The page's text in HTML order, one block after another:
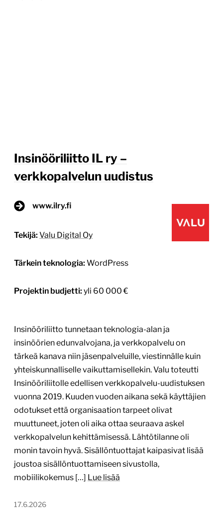
Insinööriliitto IL ry –
verkkopalvelun uudistus
www.ilry.fi
Tekijä: Valu Digital Oy
Tärkein teknologia: WordPress
Projektin budjetti: yli 60 000 €
Insinööriliitto tunnetaan teknologia-alan ja
insinöörien edunvalvojana, ja verkkopalvelu on
tärkeä kanava niin jäsenpalveluille, viestinnälle kuin
yhteiskunnalliselle vaikuttamisellekin. Valu toteutti
Insinööriliitolle edellisen verkkopalvelu-uudistuksen
vuonna 2019. Kuuden vuoden aikana sekä käyttäjien
odotukset että organisaation tarpeet olivat
muuttuneet, joten oli aika ottaa seuraava askel
verkkopalvelun kehittämisessä. Lähtötilanne oli
monin tavoin hyvä. Sisällöntuottajat kaipasivat lisää
joustoa sisällöntuottamiseen sivustolla,
mobiilikokemus […] Lue lisää
17.6.2026